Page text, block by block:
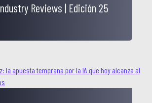
Reviews | Edición 25